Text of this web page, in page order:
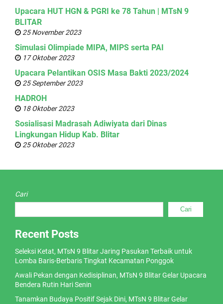
Upacara HUT HGN & PGRI ke 78 Tahun | MTsN 9
BLITAR
25 November 2023
Simulasi Olimpiade MIPA, MIPS serta PAI
17 Oktober 2023
Upacara Pelantikan OSIS Masa Bakti 2023/2024
25 September 2023
HADROH
18 Oktober 2023
Sosialisasi Madrasah Adiwiyata dari Dinas
Lingkungan Hidup Kab. Blitar
25 Oktober 2023
Cari
Cari
Recent Posts
Seleksi Ketat, MTsN 9 Blitar Jaring Pasukan Terbaik untuk
Lomba Baris-Berbaris Tingkat Kecamatan Ponggok
Awali Pekan dengan Kedisiplinan, MTsN 9 Blitar Gelar Upacara
Bendera Rutin Hari Senin
Tanamkan Budaya Positif Sejak Dini, MTsN 9 Blitar Gelar